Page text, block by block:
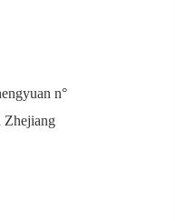
n°
Zhejiang